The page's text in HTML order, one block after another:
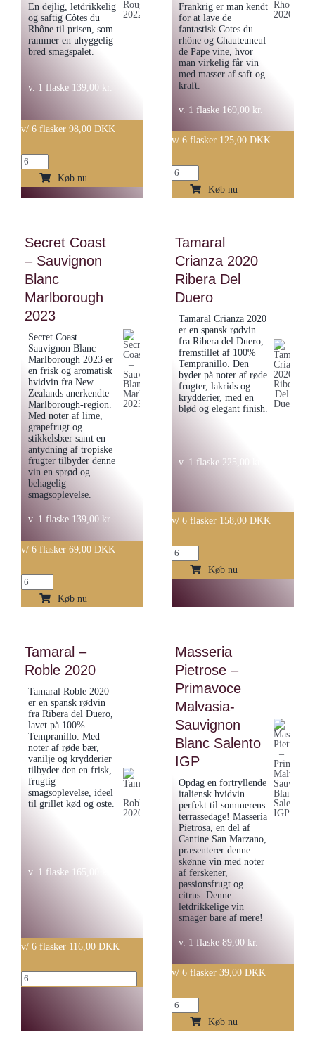
En dejlig, letdrikkelig
og saftig Côtes du
Rhône til prisen, som
rammer en uhyggelig
bred smagspalet.
v. 1 flaske 139,00 kr.
v/ 6 flasker 98,00 DKK
Brunel
Cotes
du
rhone,
Rouge
2022
antal
Køb nu
Frankrig er man kendt
for at lave de
fantastisk Cotes du
rhône og Chauteuneuf
de Pape vine, hvor
man virkelig får vin
med masser af saft og
kraft.
v. 1 flaske 169,00 kr.
v/ 6 flasker 125,00 DKK
Chateau
–
AOC
Village
”Cotes
Rhone”
2020
antal
Køb nu
Secret Coast
– Sauvignon
Blanc
Marlborough
2023
Secret Coast
Sauvignon Blanc
Marlborough 2023 er
en frisk og aromatisk
hvidvin fra New
Zealands anerkendte
Marlborough-region.
Med noter af lime,
grapefrugt og
stikkelsbær samt en
antydning af tropiske
frugter tilbyder denne
vin en sprød og
behagelig
smagsoplevelse.
v. 1 flaske 139,00 kr.
v/ 6 flasker 69,00 DKK
Secret
Coast
Blanc
Marlborough
2023
antal
Køb nu
Tamaral
Crianza 2020
Ribera Del
Duero
Tamaral Crianza 2020
er en spansk rødvin
fra Ribera del Duero,
fremstillet af 100%
Tempranillo. Den
byder på noter af røde
frugter, lakrids og
krydderier, med en
blød og elegant finish.
v. 1 flaske 225,00
v/ 6 flasker 158,00 DKK
Tamaral
Crianza
antal
Køb nu
Tamaral –
Roble 2020
Tamaral Roble 2020
er en spansk rødvin
fra Ribera del Duero,
lavet på 100%
Tempranillo. Med
noter af røde bær,
vanilje og krydderier
tilbyder den en frisk,
frugtig
smagsoplevelse, ideel
til grillet kød og oste.
v. 1 flaske 165,00
v/ 6 flasker 116,00 DKK
Tamaral
2020
Masseria
Pietrose –
Primavoce
Malvasia-
Sauvignon
Blanc Salento
IGP
Opdag en fortryllende
italiensk hvidvin
perfekt til sommerens
terrassedage! Masseria
Pietrosa, en del af
Cantine San Marzano,
præsenterer denne
skønne vin med noter
af ferskener,
passionsfrugt og
citrus. Denne
letdrikkelige vin
smager bare af mere!
v. 1 flaske 89,00 kr.
v/ 6 flasker 39,00 DKK
Masseria
Pietrose
Køb nu